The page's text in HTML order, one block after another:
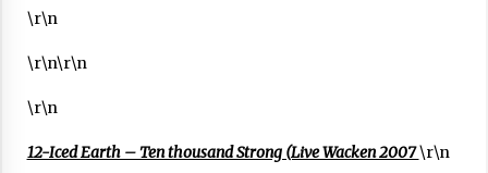
\r\n
\r\n\r\n
\r\n
12-Iced Earth – Ten thousand Strong (Live Wacken 2007\r\n